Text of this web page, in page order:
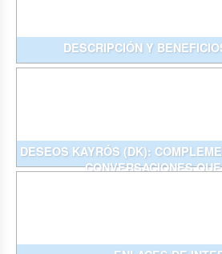
DESCRIPCIÓN Y
DESEOS KAYRÓS (DK):
CONVERSACIONES